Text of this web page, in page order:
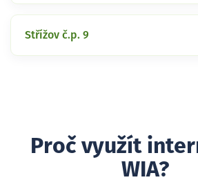
Střížov č.p. 9
Proč využít
WIA?